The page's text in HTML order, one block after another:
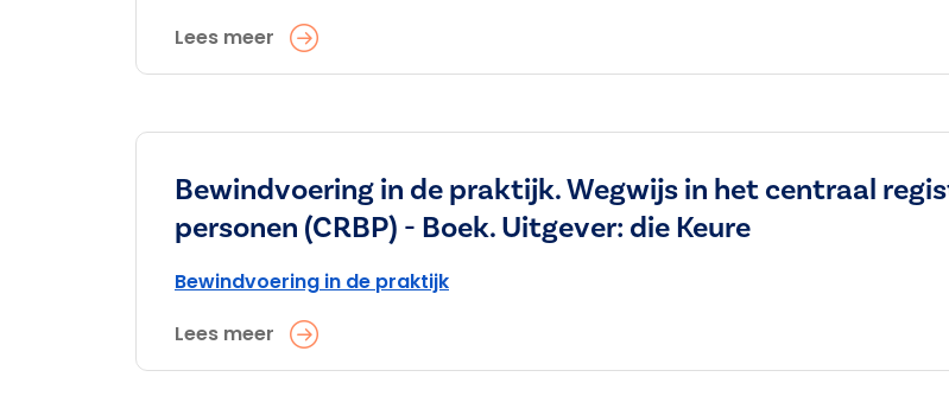
Lees meer
Bewindvoering in de praktijk. Wegwijs in het centraal
personen (CRBP) - Boek. Uitgever: die Keure
Bewindvoering in de praktijk
Lees meer